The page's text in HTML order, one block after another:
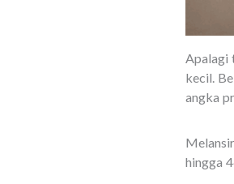
Apalagi
kecil.
angka
hingga